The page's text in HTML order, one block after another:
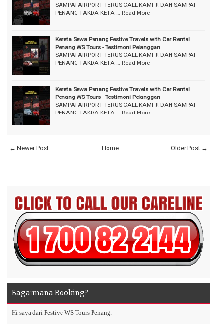
SAMPAI AIRPORT TERUS CALL KAMI !!! DAH SAMPAI
PENANG TAKDA KETA …
Read More
Kereta Sewa Penang Festive Travels with Car Rental
Penang WS Tours - Testimoni Pelanggan
SAMPAI AIRPORT TERUS CALL KAMI !!! DAH SAMPAI
PENANG TAKDA KETA …
Read More
Kereta Sewa Penang Festive Travels with Car Rental
Penang WS Tours - Testimoni Pelanggan
SAMPAI AIRPORT TERUS CALL KAMI !!! DAH SAMPAI
PENANG TAKDA KETA …
Read More
← Newer Post Older Post →
Home
Bagaimana Booking?
Hi saya dari Festive WS Tours Penang.